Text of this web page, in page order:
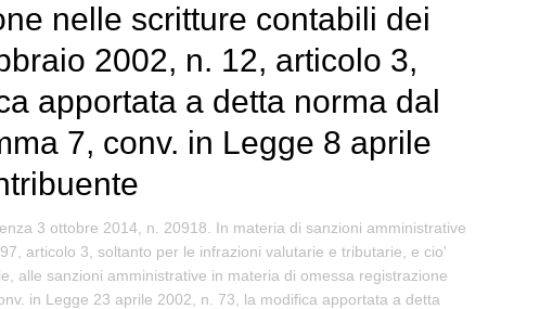
nelle scritture contabili dei
2002, n. 12, articolo 3,
apportata a detta norma dal
7, conv. in Legge 8 aprile
3 ottobre 2014, n. 20918. In materia di sanzioni amministrative
articolo 3, soltanto per le infrazioni valutarie e tributarie, e cio'
alle sanzioni amministrative in materia di omessa registrazione
in Legge 23 aprile 2002, n. 73, la modifica apportata a detta